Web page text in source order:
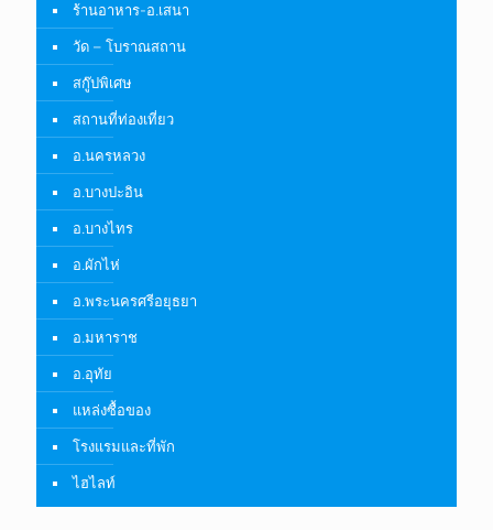
ร้านอาหาร-อ.เสนา
วัด – โบราณสถาน
สกู๊ปพิเศษ
สถานที่ท่องเที่ยว
อ.นครหลวง
อ.บางปะอิน
อ.บางไทร
อ.ผักไห่
อ.พระนครศรีอยุธยา
อ.มหาราช
อ.อุทัย
แหล่งซื้อของ
โรงแรมและที่พัก
ไฮไลท์